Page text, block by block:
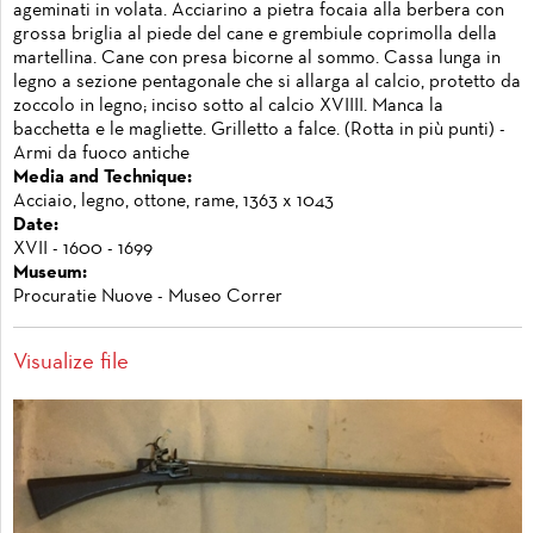
ageminati in volata. Acciarino a pietra focaia alla berbera con
grossa briglia al piede del cane e grembiule coprimolla della
martellina. Cane con presa bicorne al sommo. Cassa lunga in
legno a sezione pentagonale che si allarga al calcio, protetto da
zoccolo in legno; inciso sotto al calcio XVIIII. Manca la
bacchetta e le magliette. Grilletto a falce. (Rotta in più punti) -
Armi da fuoco antiche
Media and Technique:
Acciaio, legno, ottone, rame, 1363 x 1043
Date:
XVII - 1600 - 1699
Museum:
Procuratie Nuove - Museo Correr
Visualize file